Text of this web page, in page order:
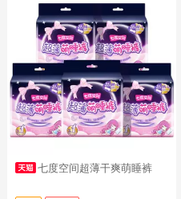
七度空间超薄干爽萌睡裤